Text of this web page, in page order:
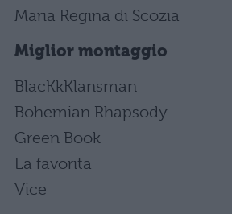
Maria Regina di Scozia
Miglior montaggio
BlacKkKlansman
Bohemian Rhapsody
Green Book
La favorita
Vice